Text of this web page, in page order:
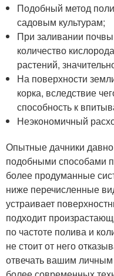
Подобный метод
садовым культурам;
При заливании
количество
растений,
На поверхности
корка, вследствие
способность к
Неэкономичный
Опытные дачники давно
подобными способами
более продуманные
ниже перечисленные
устраивает
подходит
по частоте полива и
не стоит от него
отвечать вашим